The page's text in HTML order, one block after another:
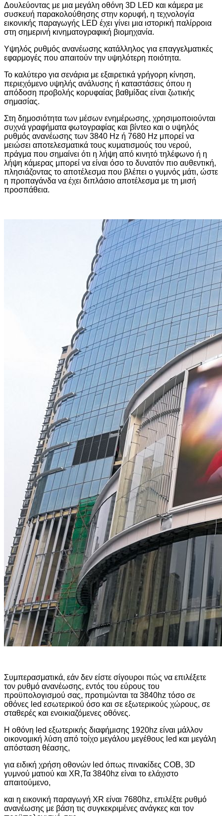
Δουλεύοντας με μια μεγάλη οθόνη 3D LED και κάμερα με
συσκευή παρακολούθησης στην κορυφή, η τεχνολογία
εικονικής παραγωγής LED έχει γίνει μια ιστορική παλίρροια
στη σημερινή κινηματογραφική βιομηχανία.
Υψηλός ρυθμός ανανέωσης κατάλληλος για επαγγελματικές
εφαρμογές που απαιτούν την υψηλότερη ποιότητα.
Το καλύτερο για σενάρια με εξαιρετικά γρήγορη κίνηση,
περιεχόμενο υψηλής ανάλυσης ή καταστάσεις όπου η
απόδοση προβολής κορυφαίας βαθμίδας είναι ζωτικής
σημασίας.
Στη δημοσιότητα των μέσων ενημέρωσης, χρησιμοποιούνται
συχνά γραφήματα φωτογραφίας και βίντεο και ο υψηλός
ρυθμός ανανέωσης των 3840 Hz ή 7680 Hz μπορεί να
μειώσει αποτελεσματικά τους κυματισμούς του νερού,
πράγμα που σημαίνει ότι η λήψη από κινητό τηλέφωνο ή η
λήψη κάμερας μπορεί να είναι όσο το δυνατόν πιο αυθεντική,
πλησιάζοντας το αποτέλεσμα που βλέπει ο γυμνός μάτι, ώστε
η προπαγάνδα να έχει διπλάσιο αποτέλεσμα με τη μισή
προσπάθεια.
Συμπερασματικά, εάν δεν είστε σίγουροι πώς να επιλέξετε
τον ρυθμό ανανέωσης, εντός του εύρους του
προϋπολογισμού σας, προτιμώνται τα 3840hz τόσο σε
οθόνες led εσωτερικού όσο και σε εξωτερικούς χώρους, σε
σταθερές και ενοικιαζόμενες οθόνες.
Η οθόνη led εξωτερικής διαφήμισης 1920hz είναι μάλλον
οικονομική λύση από τοίχο μεγάλου μεγέθους led και μεγάλη
απόσταση θέασης,
για ειδική χρήση οθονών led όπως πινακίδες COB, 3D
γυμνού ματιού και XR,Τα 3840hz είναι το ελάχιστο
απαιτούμενο,
και η εικονική παραγωγή XR είναι 7680hz, επιλέξτε ρυθμό
ανανέωσης με βάση τις συγκεκριμένες ανάγκες και τον